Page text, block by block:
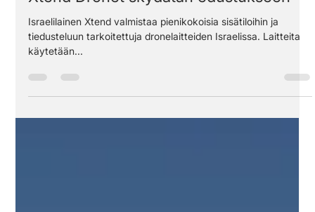
Xtend Dronet skydatan edustukseen
Israelilainen Xtend valmistaa pienikokoisia sisätiloihin ja
käytetään...